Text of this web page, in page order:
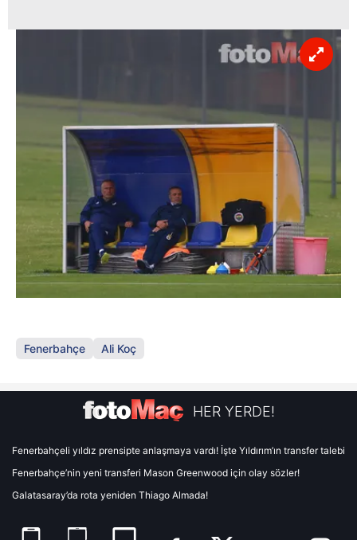
Fenerbahçe Ali Koç
HER YERDE!
Fenerbahçeli yıldız prensipte anlaşmaya vardı! İşte Yıldırım’ın transfer talebi
Fenerbahçe’nin yeni transferi Mason Greenwood için olay sözler!
Galatasaray’da rota yeniden Thiago Almada!